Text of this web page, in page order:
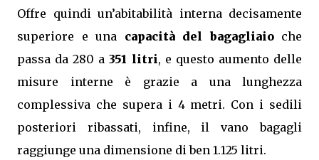
Offre quindi un’abitabilità interna decisamente
superiore e una capacità del bagagliaioche
passa da 280 a351 litri, e questo aumento delle
misure interne è grazie a una lunghezza
complessiva che supera i 4 metri. Con i sedili
posteriori ribassati, infine, il vano bagagli
raggiunge una dimensione di ben 1.125 litri.